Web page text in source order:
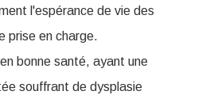
l'espérance de vie des
prise en charge.
bonne santé, ayant une
souffrant de dysplasie